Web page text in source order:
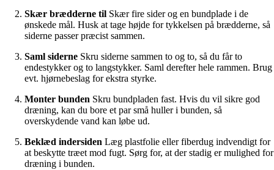
Skær brædderne til Skær fire sider og en bundplade i de
ønskede mål. Husk at tage højde for tykkelsen på brædderne, så
siderne passer præcist sammen.
Saml siderne Skru siderne sammen to og to, så du får to
endestykker og to langstykker. Saml derefter hele rammen. Brug
evt. hjørnebeslag for ekstra styrke.
Monter bunden Skru bundpladen fast. Hvis du vil sikre god
dræning, kan du bore et par små huller i bunden, så
overskydende vand kan løbe ud.
Beklæd indersiden Læg plastfolie eller fiberdug indvendigt for
at beskytte træet mod fugt. Sørg for, at der stadig er mulighed for
dræning i bunden.